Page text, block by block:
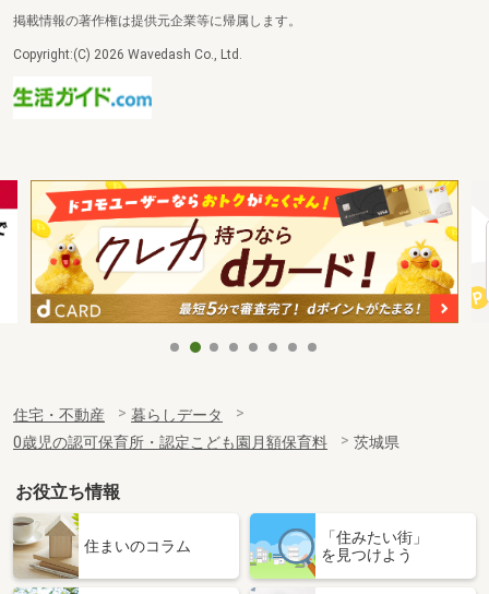
掲載情報の著作権は提供元企業等に帰属します。
Copyright:(C) 2026 Wavedash Co., Ltd.
住宅・不動産
暮らしデータ
0歳児の認可保育所・認定こども園月額保育料
茨城県
お役立ち情報
住まいのコラム
「住みたい街」
を見つけよう